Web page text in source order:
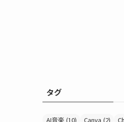
タグ
AI音楽 (10) Canva (2)